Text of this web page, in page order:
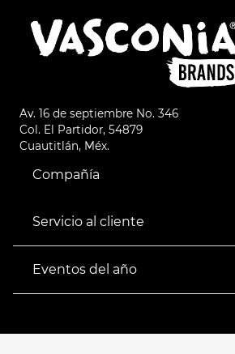
Av. 16 de septiembre No. 346
Col. El Partidor, 54879
Cuautitlán, Méx.
Compañía
Empresa Socialmente Responsable
Servicio al cliente
Facturación
Devoluciones
Eventos del año
Buen Fin